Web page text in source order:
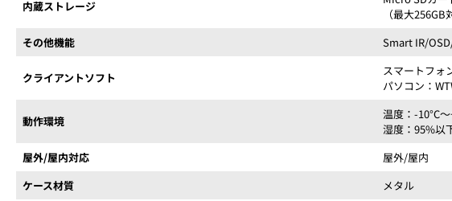
内蔵ストレージ
（最大256GB
その他機能
Smart IR/
クライアントソフト
スマートフォ
パソコン：
動作環境
温度：-10°C～
湿度：95%以
屋外/屋内対応
屋外/屋内
ケース材質
メタル